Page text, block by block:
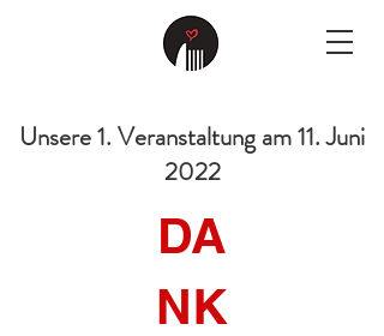
Unsere 1. Veranstaltung am 11. Juni
2022
DA
NK